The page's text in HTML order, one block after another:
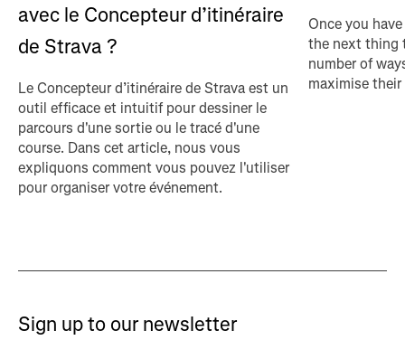
avec le Concepteur d’itinéraire
de Strava ?
Le Concepteur d’itinéraire de Strava est un
outil efficace et intuitif pour dessiner le
parcours d'une sortie ou le tracé d'une
course. Dans cet article, nous vous
expliquons comment vous pouvez l'utiliser
pour organiser votre événement.
Once you
the next thing
number of
maximise their
Sign up to our newsletter